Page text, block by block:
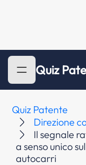
Quiz
Quiz Patente
Direzione
Il segnale
a senso unico
autocarri